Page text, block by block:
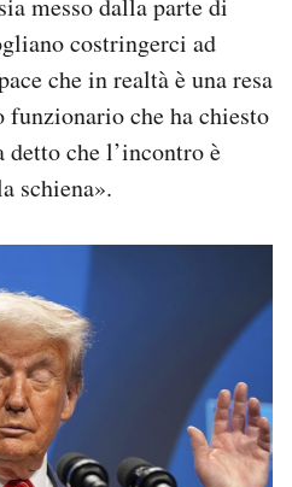
costringerci ad
che in realtà è una resa
che ha chiesto
che l’incontro è
schiena».